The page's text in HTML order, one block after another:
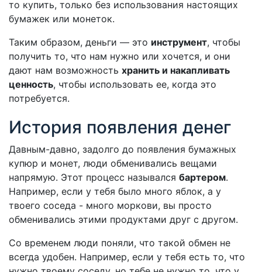
то купить, только без использования настоящих
бумажек или монеток.
Таким образом, деньги — это инструмент, чтобы
получить то, что нам нужно или хочется, и они
дают нам возможность хранить и накапливать
ценность, чтобы использовать ее, когда это
потребуется.
История появления денег
Давным-давно, задолго до появления бумажных
купюр и монет, люди обменивались вещами
напрямую. Этот процесс назывался бартером.
Например, если у тебя было много яблок, а у
твоего соседа - много моркови, вы просто
обменивались этими продуктами друг с другом.
Со временем люди поняли, что такой обмен не
всегда удобен. Например, если у тебя есть то, что